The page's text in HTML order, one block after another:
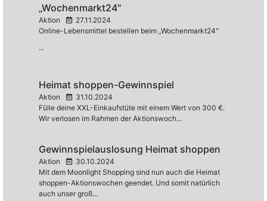
„Wochenmarkt24"
Aktion
27.11.2024
Online-Lebensmittel bestellen beim „Wochenmarkt24"
...
Heimat shoppen-Gewinnspiel
Aktion
31.10.2024
Fülle deine XXL-Einkaufstüte mit einem Wert von 300 €.
Wir verlosen im Rahmen der Aktionswoch...
Gewinnspielauslosung Heimat shoppen
Aktion
30.10.2024
Mit dem Moonlight Shopping sind nun auch die Heimat
shoppen-Aktionswochen geendet. Und somit natürlich
auch unser groß...